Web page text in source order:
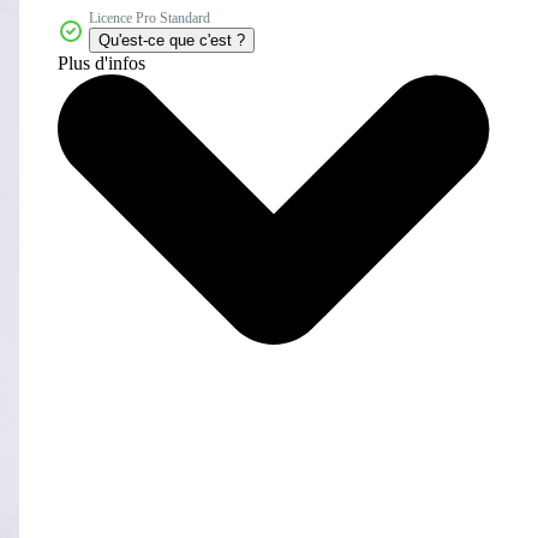
Licence Pro Standard
Qu'est-ce que c'est ?
Plus d'infos